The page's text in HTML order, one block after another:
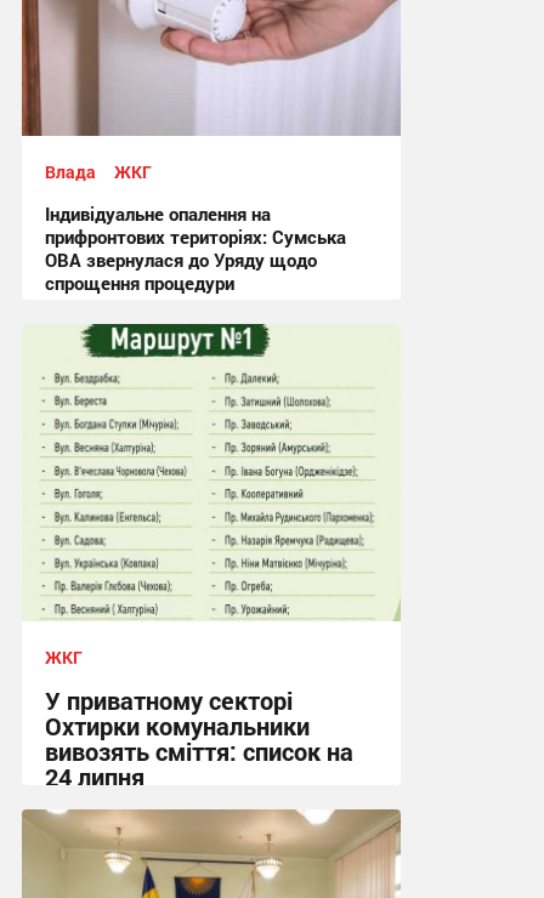
Влада ЖКГ
Індивідуальне опалення на
прифронтових територіях: Сумська
ОВА звернулася до Уряду щодо
спрощення процедури
09:03, 4.08.2026
ЖКГ
У приватному секторі
Охтирки комунальники
вивозять сміття: список на
24 липня
20:58, 23.07.2026